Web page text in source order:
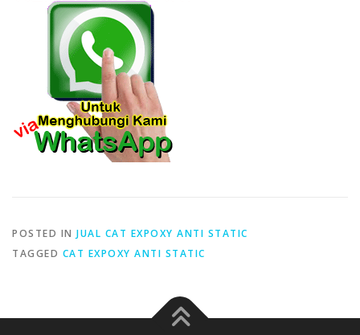
POSTED IN JUAL CAT EXPOXY ANTI STATIC
TAGGED CAT EXPOXY ANTI STATIC